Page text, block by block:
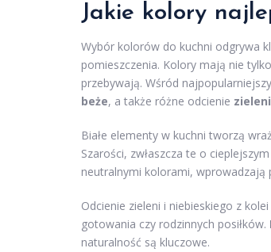
Jakie kolory
Wybór kolorów do kuchni odgrywa
pomieszczenia. Kolory mają nie
przebywają. Wśród
beże, a także różne odcienie zieleni
Białe elementy w kuchni tworzą
Szarości, zwłaszcza te o
neutralnymi kolorami,
Odcienie zieleni i niebieskiego z
gotowania czy rodzinnych posiłków.
naturalność są kluczowe.